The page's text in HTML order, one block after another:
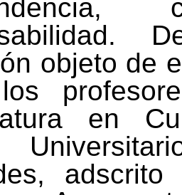
objeto de
en